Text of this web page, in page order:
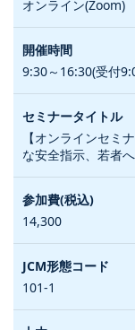
オンライン(Zoom)
9:30～16:30(受付
【オンラインセミ
な安全指示、若者
14,300
101-1